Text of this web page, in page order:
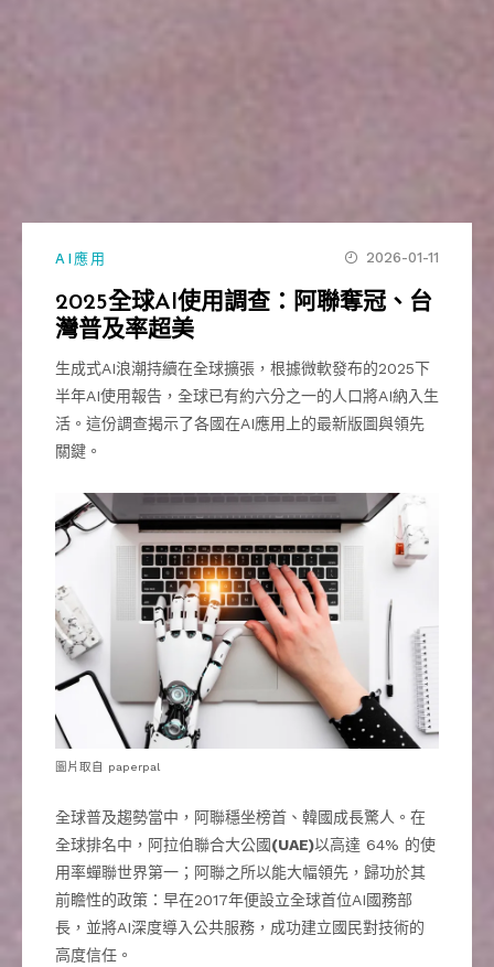
AI應用 2026-01-11
2025全球AI使用調查：阿聯奪冠、台
灣普及率超美
生成式AI浪潮持續在全球擴張，根據微軟發布的2025下
半年AI使用報告，全球已有約六分之一的人口將AI納入生
活。這份調查揭示了各國在AI應用上的最新版圖與領先
關鍵。
圖片取自 paperpal
全球普及趨勢當中，阿聯穩坐榜首、韓國成長驚人。在
全球排名中，阿拉伯聯合大公國(UAE)以高達 64% 的使
用率蟬聯世界第一；阿聯之所以能大幅領先，歸功於其
前瞻性的政策：早在2017年便設立全球首位AI國務部
長，並將AI深度導入公共服務，成功建立國民對技術的
高度信任。